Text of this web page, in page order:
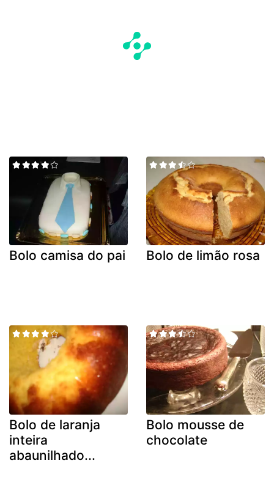
Bolo camisa do pai Bolo de limão rosa
Bolo de laranja
inteira
abaunilhado...
Bolo mousse de
chocolate